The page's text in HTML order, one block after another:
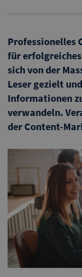
Professionelles
für
sich von der
Leser gezielt
Informationen
verwandeln.
der Content-